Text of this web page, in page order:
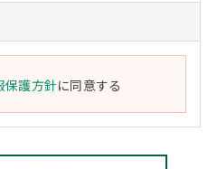
保護方針に同意する